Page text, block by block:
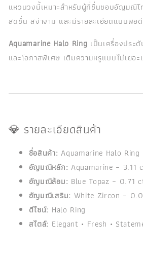
แหวนวงนี้เหมาะสำหรับผู้ที่ชื่นชอบอัญมณี
สดชื่น สง่างาม และมีรายละเอียดแบบพอดี
Aquamarine Halo Ring เป็นเครื่องประ
และโอกาสพิเศษ เติมความหรูแบบไม่เยอะ
💎 รายละเอียดสินค้า
ชื่อสินค้า: Aquamarine Halo Ring
อัญมณีหลัก: Aquamarine – 3.11
อัญมณีล้อม: Blue Topaz – 0.71
อัญมณีเสริม: White Zircon –
ดีไซน์: Halo Ring
สไตล์: Elegant • Fresh •